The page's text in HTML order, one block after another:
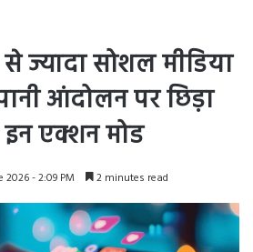
ज्यादा सोशल मीडिया
आंदोलन पर छिड़ा
एक्शन मोड
2026 - 2:09 PM 2 minutes read